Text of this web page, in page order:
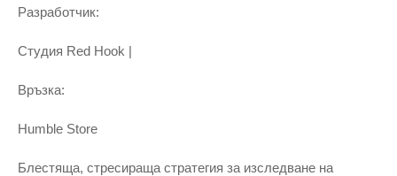
Разработчик:
Студия Red Hook |
Връзка:
Humble Store
Блестяща, стресираща стратегия за изследване на